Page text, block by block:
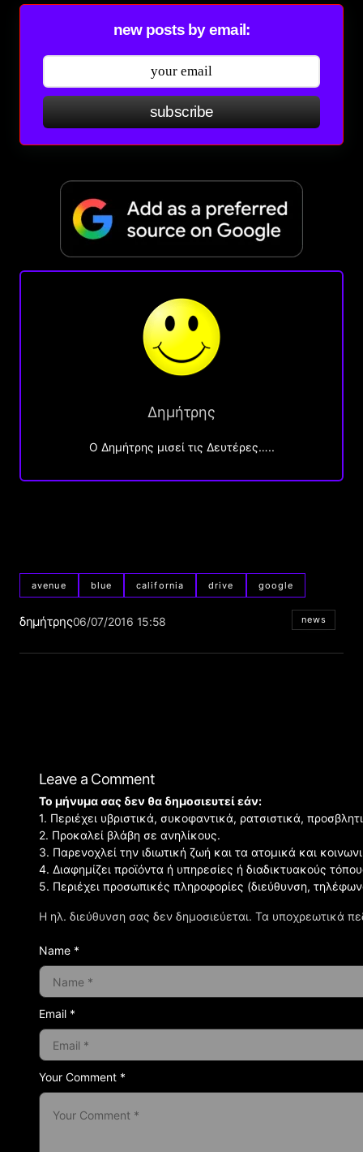
new posts by email:
subscribe
Δημήτρης
O Δημήτρης μισεί τις Δευτέρες…..
avenue blue california drive google
δημήτρης06/07/2016 15:58 news
Leave a Comment
Η ηλ. διεύθυνση σας δεν δημοσιεύεται. Τα υποχρεωτικά
Your Comment *
Το μήνυμα σας δεν θα δημοσιευτεί εάν:
1. Περιέχει υβριστικά, συκοφαντικά, ρατσιστικά,
2. Προκαλεί βλάβη σε ανηλίκους.
3. Παρενοχλεί την ιδιωτική ζωή και τα ατομικά και
4. Διαφημίζει προϊόντα ή υπηρεσίες ή διαδικτυακούς
5. Περιέχει προσωπικές πληροφορίες (διεύθυνση,
Name *
Email *